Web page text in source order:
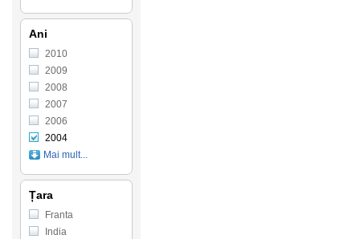
Ani
2010
2009
2008
2007
2006
2004
Mai mult...
Țara
Franta
India